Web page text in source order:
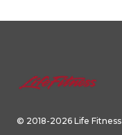
© 2018-2026 Life Fitness